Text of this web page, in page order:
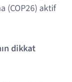
(COP26) aktif
dikkat